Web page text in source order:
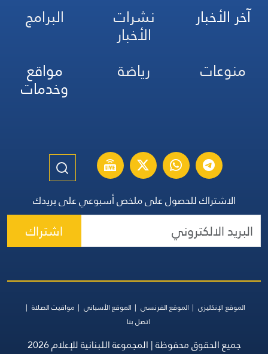
آخر الأخبار نشرات
الأخبار
البرامج
منوعات
رياضة مواقع
وخدمات
الاشتراك للحصول على ملخص أسبوعي على بريدك
اشتراك
الموقع الإنكليزي الموقع الفرنسي الموقع الأسباني
مواقيت الصلاة
اتصل بنا
جميع الحقوق محفوظة | المجموعة اللبنانية للإعلام 2026